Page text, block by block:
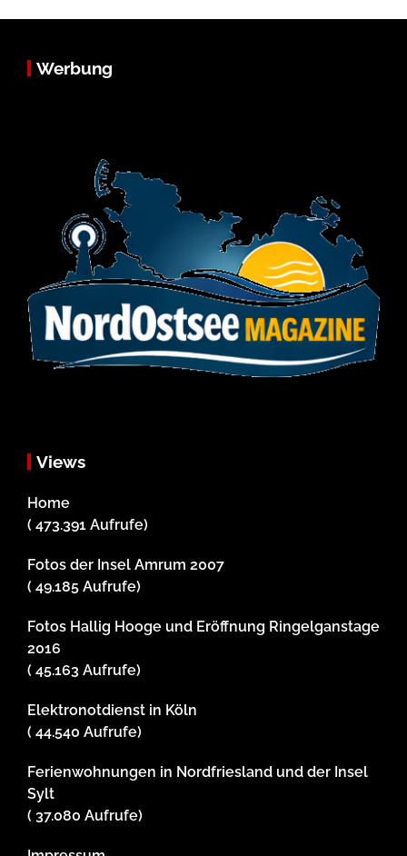
Werbung
Views
Home
( 473.391 Aufrufe)
Fotos der Insel Amrum 2007
( 49.185 Aufrufe)
Fotos Hallig Hooge und Eröffnung Ringelganstage
2016
( 45.163 Aufrufe)
Elektronotdienst in Köln
( 44.540 Aufrufe)
Ferienwohnungen in Nordfriesland und der Insel
Sylt
( 37.080 Aufrufe)